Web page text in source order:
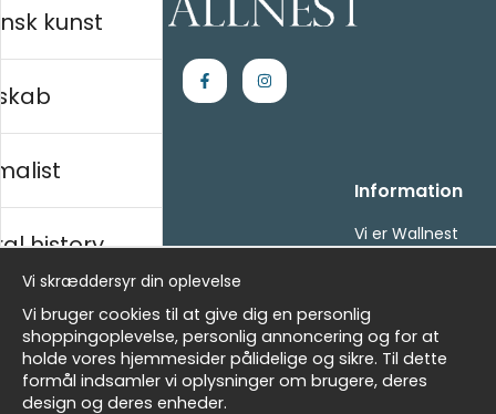
Kontakt os
- Returer och återbetalningar
- Leverans - enkelt, snabbt &amp; gratis
Om cookies
Mine favoritter
Information
Vi er Wallnest
Nyhedsbrev
kunst
history
Vi skræddersyr din oplevelse
Vi bruger cookies til at give dig en personlig
shoppingoplevelse, personlig annoncering og for at
holde vores hjemmesider pålidelige og sikre. Til dette
formål indsamler vi oplysninger om brugere, deres
design og deres enheder.